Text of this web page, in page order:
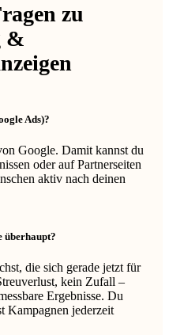
zu
&
Ads)?
Google. Damit kannst du
oder auf Partnerseiten
aktiv nach deinen
überhaupt?
die sich gerade jetzt für
kein Zufall –
Ergebnisse. Du
Kampagnen jederzeit